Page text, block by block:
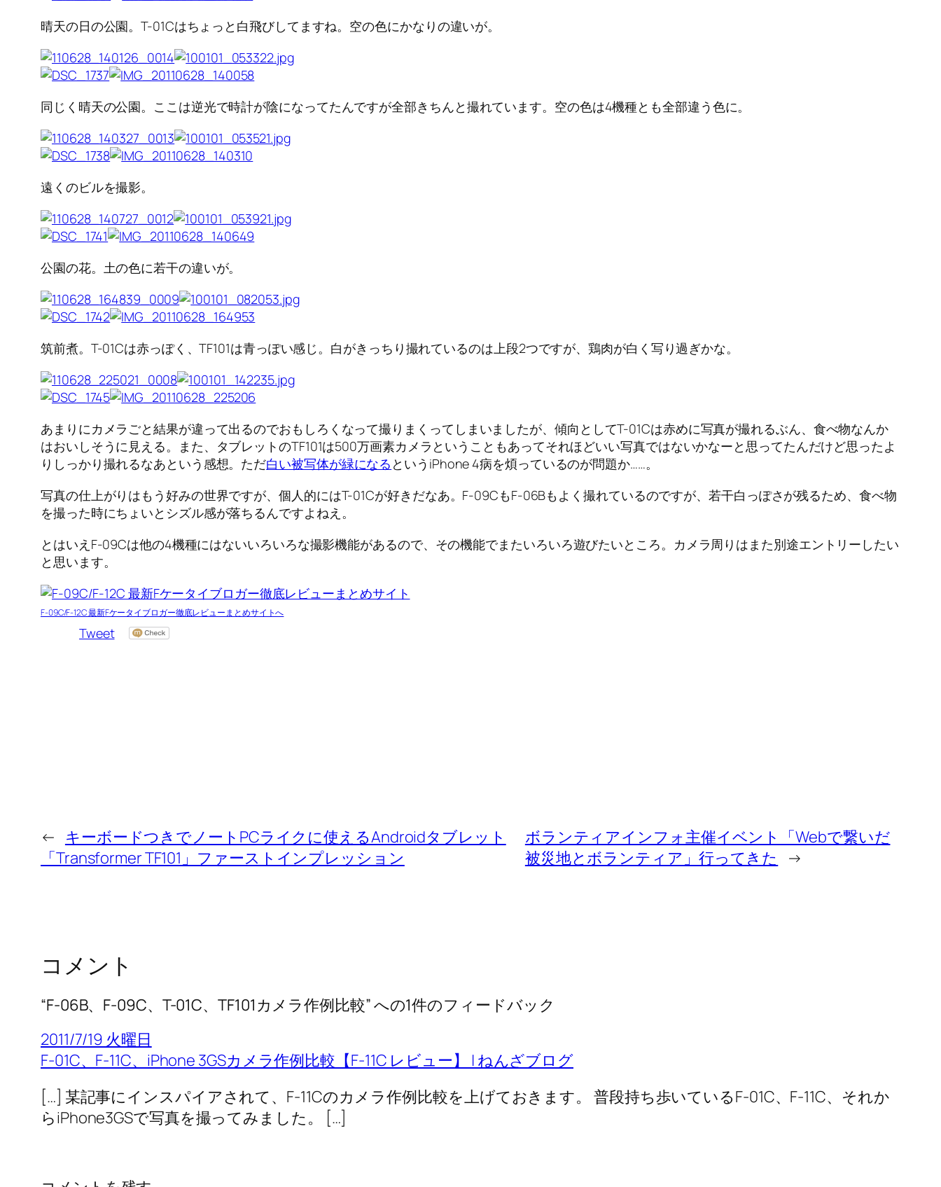
晴天の日の公園。T-01Cはちょっと白飛びしてますね。空の色にかなりの違いが。
同じく晴天の公園。ここは逆光で時計が陰になってたんですが全部きちんと撮れています。空の色は4機種とも全部違う色に。
遠くのビルを撮影。
公園の花。土の色に若干の違いが。
筑前煮。T-01Cは赤っぽく、TF101は青っぽい感じ。白がきっちり撮れているのは上段2つですが、鶏肉が白く写り過ぎかな。
あまりにカメラごと結果が違って出るのでおもしろくなって撮りまくってしまいましたが、傾向としてT-01Cは赤めに写真が撮れるぶん、食べ物なんか
はおいしそうに見える。また、タブレットのTF101は500万画素カメラということもあってそれほどいい写真ではないかなーと思ってたんだけど思ったよ
りしっかり撮れるなあという感想。ただ白い被写体が緑になる というiPhone 4病を煩っているのが問題か……。
写真の仕上がりはもう好みの世界ですが、個人的にはT-01Cが好きだなあ。F-09CもF-06Bもよく撮れているのですが、若干白っぽさが残るため、食べ物
を撮った時にちょいとシズル感が落ちるんですよねえ。
とはいえF-09Cは他の4機種にはないいろいろな撮影機能があるので、その機能でまたいろいろ遊びたいところ。カメラ周りはまた別途エントリーしたい
と思います。
F-09C/F-12C 最新Fケータイブロガー徹底レビューまとめサイトへ
Tweet
← キーボードつきでノートPCライクに使えるAndroidタブレット
「Transformer TF101」ファーストインプレッション
ボランティアインフォ主催イベント「Webで繋いだ
被災地とボランティア」行ってきた
→
コメント
“F-06B、F-09C、T-01C、TF101カメラ作例比較” への1件のフィードバック
2011/7/19 火曜日
F-01C、F-11C、iPhone 3GSカメラ作例比較【F-11C レビュー】 | ねんざブログ
[…] 某記事にインスパイアされて、F-11Cのカメラ作例比較を上げておきます。 普段持ち歩いているF-01C、F-11C、それか
らiPhone3GSで写真を撮ってみました。 […]